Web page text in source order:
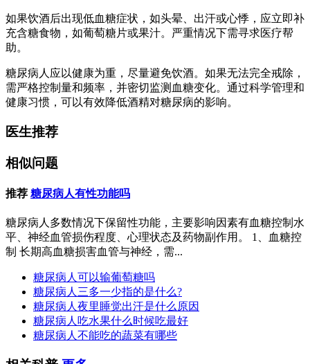
如果饮酒后出现低血糖症状，如头晕、出汗或心悸，应立即补
充含糖食物，如葡萄糖片或果汁。严重情况下需寻求医疗帮
助。
糖尿病人应以健康为重，尽量避免饮酒。如果无法完全戒除，
需严格控制量和频率，并密切监测血糖变化。通过科学管理和
健康习惯，可以有效降低酒精对糖尿病的影响。
医生推荐
相似问题
推荐 糖尿病人有性功能吗
糖尿病人多数情况下保留性功能，主要影响因素有血糖控制水
平、神经血管损伤程度、心理状态及药物副作用。 1、血糖控
制 长期高血糖损害血管与神经，需...
糖尿病人可以输葡萄糖吗
糖尿病人三多一少指的是什么?
糖尿病人夜里睡觉出汗是什么原因
糖尿病人吃水果什么时候吃最好
糖尿病人不能吃的蔬菜有哪些